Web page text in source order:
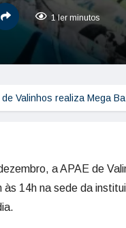
1 ler minutos
de Valinhos realiza Mega
a APAE de
14h na sede da